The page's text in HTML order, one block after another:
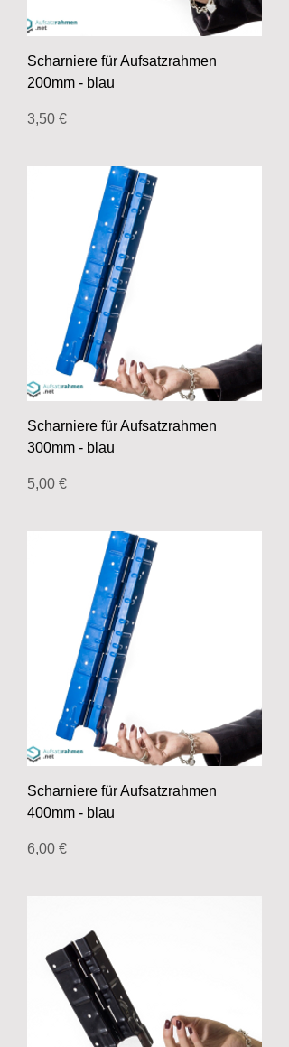
Scharniere für Aufsatzrahmen
200mm - blau
Preis
3,50 €
Scharniere für Aufsatzrahmen
300mm - blau
Preis
5,00 €
Scharniere für Aufsatzrahmen
400mm - blau
Preis
6,00 €